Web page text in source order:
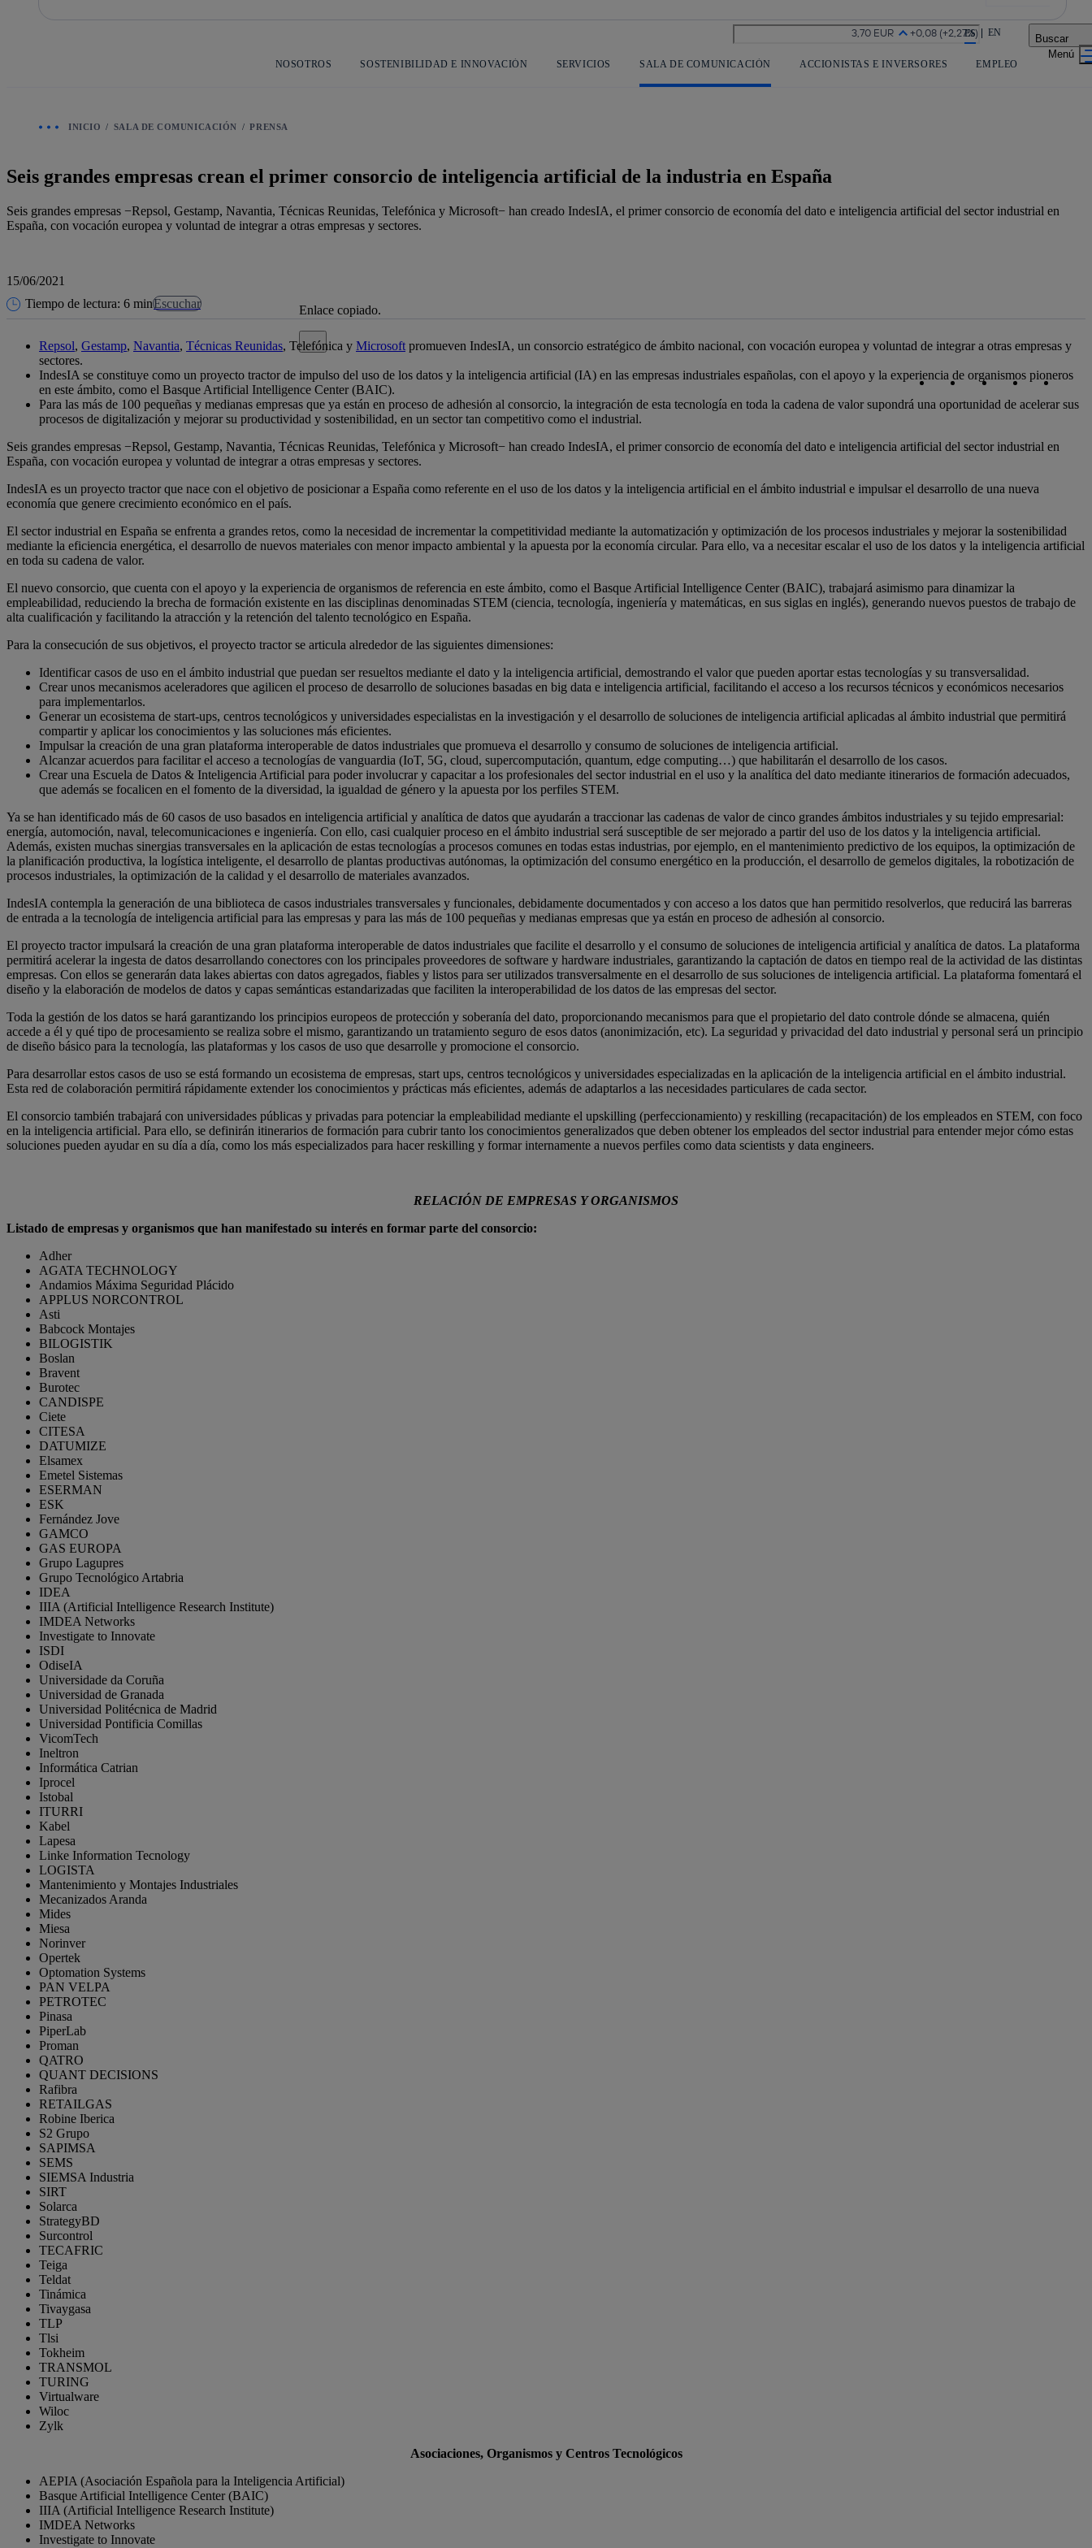
La acción en accionistas e inversores ES EN Buscar
NOSOTROS SOSTENIBILIDAD E INNOVACIÓN SERVICIOS SALA DE COMUNICACIÓN ACCIONISTAS E INVERSORES EMPLEO
INICIO SALA DE COMUNICACIÓN PRENSA
Seis grandes empresas crean el primer consorcio de inteligencia artificial de la industria en España
Seis grandes empresas −Repsol, Gestamp, Navantia, Técnicas Reunidas, Telefónica y Microsoft− han creado IndesIA, el primer consorcio de economía del dato e inteligencia artificial del sector industrial en
España, con vocación europea y voluntad de integrar a otras empresas y sectores.
15/06/2021
Tiempo de lectura: 6 minEscuchar Enlace copiado.
Cerrar mensaje de alerta
Copiar enlace
Copiar enlace
facebooktwitter whatsapp
Repsol, Gestamp, Navantia, Técnicas Reunidas, Telefónica y Microsoft promueven IndesIA, un consorcio estratégico de ámbito nacional, con vocación europea y voluntad de integrar a otras empresas y
sectores.
IndesIA se constituye como un proyecto tractor de impulso del uso de los datos y la inteligencia artificial (IA) en las empresas industriales españolas, con el apoyo y la experiencia de organismos pioneros
en este ámbito, como el Basque Artificial Intelligence Center (BAIC).
Para las más de 100 pequeñas y medianas empresas que ya están en proceso de adhesión al consorcio, la integración de esta tecnología en toda la cadena de valor supondrá una oportunidad de acelerar sus
procesos de digitalización y mejorar su productividad y sostenibilidad, en un sector tan competitivo como el industrial.
Seis grandes empresas −Repsol, Gestamp, Navantia, Técnicas Reunidas, Telefónica y Microsoft− han creado IndesIA, el primer consorcio de economía del dato e inteligencia artificial del sector industrial en
España, con vocación europea y voluntad de integrar a otras empresas y sectores.
IndesIA es un proyecto tractor que nace con el objetivo de posicionar a España como referente en el uso de los datos y la inteligencia artificial en el ámbito industrial e impulsar el desarrollo de una nueva
economía que genere crecimiento económico en el país.
El sector industrial en España se enfrenta a grandes retos, como la necesidad de incrementar la competitividad mediante la automatización y optimización de los procesos industriales y mejorar la sostenibilidad
mediante la eficiencia energética, el desarrollo de nuevos materiales con menor impacto ambiental y la apuesta por la economía circular. Para ello, va a necesitar escalar el uso de los datos y la inteligencia artificial
en toda su cadena de valor.
El nuevo consorcio, que cuenta con el apoyo y la experiencia de organismos de referencia en este ámbito, como el Basque Artificial Intelligence Center (BAIC), trabajará asimismo para dinamizar la
empleabilidad, reduciendo la brecha de formación existente en las disciplinas denominadas STEM (ciencia, tecnología, ingeniería y matemáticas, en sus siglas en inglés), generando nuevos puestos de trabajo de
alta cualificación y facilitando la atracción y la retención del talento tecnológico en España.
Para la consecución de sus objetivos, el proyecto tractor se articula alrededor de las siguientes dimensiones:
Identificar casos de uso en el ámbito industrial que puedan ser resueltos mediante el dato y la inteligencia artificial, demostrando el valor que pueden aportar estas tecnologías y su transversalidad.
Crear unos mecanismos aceleradores que agilicen el proceso de desarrollo de soluciones basadas en big data e inteligencia artificial, facilitando el acceso a los recursos técnicos y económicos necesarios
para implementarlos.
Generar un ecosistema de start-ups, centros tecnológicos y universidades especialistas en la investigación y el desarrollo de soluciones de inteligencia artificial aplicadas al ámbito industrial que permitirá
compartir y aplicar los conocimientos y las soluciones más eficientes.
Impulsar la creación de una gran plataforma interoperable de datos industriales que promueva el desarrollo y consumo de soluciones de inteligencia artificial.
Alcanzar acuerdos para facilitar el acceso a tecnologías de vanguardia (IoT, 5G, cloud, supercomputación, quantum, edge computing…) que habilitarán el desarrollo de los casos.
Crear una Escuela de Datos & Inteligencia Artificial para poder involucrar y capacitar a los profesionales del sector industrial en el uso y la analítica del dato mediante itinerarios de formación adecuados,
que además se focalicen en el fomento de la diversidad, la igualdad de género y la apuesta por los perfiles STEM.
Ya se han identificado más de 60 casos de uso basados en inteligencia artificial y analítica de datos que ayudarán a traccionar las cadenas de valor de cinco grandes ámbitos industriales y su tejido empresarial:
energía, automoción, naval, telecomunicaciones e ingeniería. Con ello, casi cualquier proceso en el ámbito industrial será susceptible de ser mejorado a partir del uso de los datos y la inteligencia artificial.
Además, existen muchas sinergias transversales en la aplicación de estas tecnologías a procesos comunes en todas estas industrias, por ejemplo, en el mantenimiento predictivo de los equipos, la optimización de
la planificación productiva, la logística inteligente, el desarrollo de plantas productivas autónomas, la optimización del consumo energético en la producción, el desarrollo de gemelos digitales, la robotización de
procesos industriales, la optimización de la calidad y el desarrollo de materiales avanzados.
IndesIA contempla la generación de una biblioteca de casos industriales transversales y funcionales, debidamente documentados y con acceso a los datos que han permitido resolverlos, que reducirá las barreras
de entrada a la tecnología de inteligencia artificial para las empresas y para las más de 100 pequeñas y medianas empresas que ya están en proceso de adhesión al consorcio.
El proyecto tractor impulsará la creación de una gran plataforma interoperable de datos industriales que facilite el desarrollo y el consumo de soluciones de inteligencia artificial y analítica de datos. La plataforma
permitirá acelerar la ingesta de datos desarrollando conectores con los principales proveedores de software y hardware industriales, garantizando la captación de datos en tiempo real de la actividad de las distintas
empresas. Con ellos se generarán data lakes abiertas con datos agregados, fiables y listos para ser utilizados transversalmente en el desarrollo de sus soluciones de inteligencia artificial. La plataforma fomentará el
diseño y la elaboración de modelos de datos y capas semánticas estandarizadas que faciliten la interoperabilidad de los datos de las empresas del sector.
Toda la gestión de los datos se hará garantizando los principios europeos de protección y soberanía del dato, proporcionando mecanismos para que el propietario del dato controle dónde se almacena, quién
accede a él y qué tipo de procesamiento se realiza sobre el mismo, garantizando un tratamiento seguro de esos datos (anonimización, etc). La seguridad y privacidad del dato industrial y personal será un principio
de diseño básico para la tecnología, las plataformas y los casos de uso que desarrolle y promocione el consorcio.
Para desarrollar estos casos de uso se está formando un ecosistema de empresas, start ups, centros tecnológicos y universidades especializadas en la aplicación de la inteligencia artificial en el ámbito industrial.
Esta red de colaboración permitirá rápidamente extender los conocimientos y prácticas más eficientes, además de adaptarlos a las necesidades particulares de cada sector.
El consorcio también trabajará con universidades públicas y privadas para potenciar la empleabilidad mediante el upskilling (perfeccionamiento) y reskilling (recapacitación) de los empleados en STEM, con foco
en la inteligencia artificial. Para ello, se definirán itinerarios de formación para cubrir tanto los conocimientos generalizados que deben obtener los empleados del sector industrial para entender mejor cómo estas
soluciones pueden ayudar en su día a día, como los más especializados para hacer reskilling y formar internamente a nuevos perfiles como data scientists y data engineers.
RELACIÓN DE EMPRESAS Y ORGANISMOS
Listado de empresas y organismos que han manifestado su interés en formar parte del consorcio:
Adher
AGATA TECHNOLOGY
Andamios Máxima Seguridad Plácido
APPLUS NORCONTROL
Asti
Babcock Montajes
BILOGISTIK
Boslan
Bravent
Burotec
CANDISPE
Ciete
CITESA
DATUMIZE
Elsamex
Emetel Sistemas
ESERMAN
ESK
Fernández Jove
GAMCO
GAS EUROPA
Grupo Lagupres
Grupo Tecnológico Artabria
IDEA
IIIA (Artificial Intelligence Research Institute)
IMDEA Networks
Investigate to Innovate
ISDI
OdiseIA
Universidade da Coruña
Universidad de Granada
Universidad Politécnica de Madrid
Universidad Pontificia Comillas
VicomTech
Ineltron
Informática Catrian
Iprocel
Istobal
ITURRI
Kabel
Lapesa
Linke Information Tecnology
LOGISTA
Mantenimiento y Montajes Industriales
Mecanizados Aranda
Mides
Miesa
Norinver
Opertek
Optomation Systems
PAN VELPA
PETROTEC
Pinasa
PiperLab
Proman
QATRO
QUANT DECISIONS
Rafibra
RETAILGAS
Robine Iberica
S2 Grupo
SAPIMSA
SEMS
SIEMSA Industria
SIRT
Solarca
StrategyBD
Surcontrol
TECAFRIC
Teiga
Teldat
Tinámica
Tivaygasa
TLP
Tlsi
Tokheim
TRANSMOL
TURING
Virtualware
Wiloc
Zylk
Asociaciones, Organismos y Centros Tecnológicos
AEPIA (Asociación Española para la Inteligencia Artificial)
Basque Artificial Intelligence Center (BAIC)
IIIA (Artificial Intelligence Research Institute)
IMDEA Networks
Investigate to Innovate